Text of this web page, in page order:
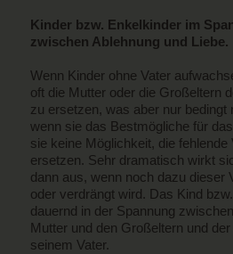
Kinder bzw. Enkelkinder im
zwischen Ablehnung und Liebe.
Wenn Kinder ohne Vater
oft die Mutter oder die Großeltern
zu ersetzen, was aber nur bedingt
wenn sie das Bestmögliche für
sie keine Möglichkeit, die fehlende
ersetzen. Sehr dramatisch wirkt
dann aus, wenn noch dazu dieser
oder verdrängt wird. Das Kind
dauernd in der Spannung
Mutter und den Großeltern und
seinem Vater.